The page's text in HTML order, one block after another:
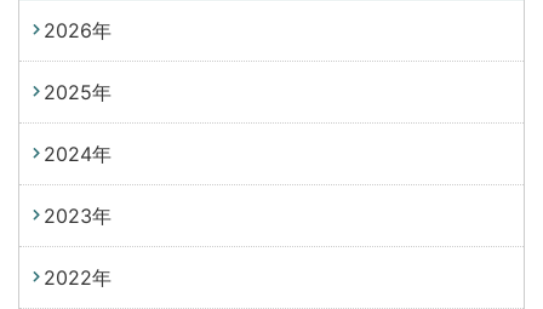
2026年
2025年
2024年
2023年
2022年